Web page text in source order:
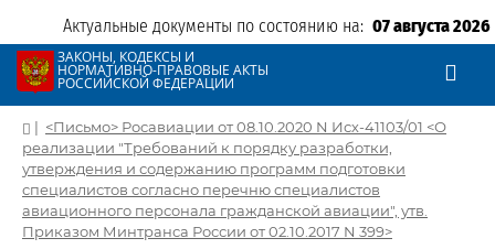
Актуальные документы по состоянию на: 07 августа 2026
ЗАКОНЫ, КОДЕКСЫ И
НОРМАТИВНО-ПРАВОВЫЕ АКТЫ
РОССИЙСКОЙ ФЕДЕРАЦИИ
| <Письмо> Росавиации от 08.10.2020 N Исх-41103/01 <О
реализации "Требований к порядку разработки,
утверждения и содержанию программ подготовки
специалистов согласно перечню специалистов
авиационного персонала гражданской авиации", утв.
Приказом Минтранса России от 02.10.2017 N 399>